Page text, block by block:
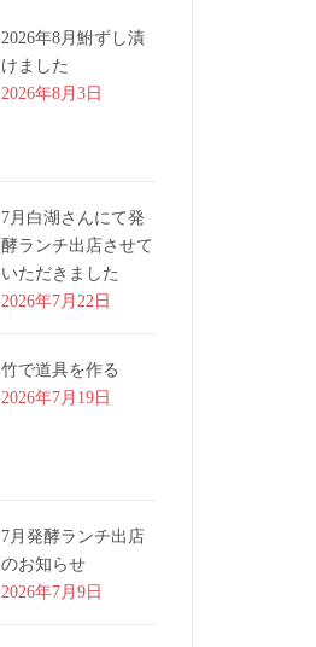
2026年8月鮒ずし漬
けました
2026年8月3日
7月白湖さんにて発
酵ランチ出店させて
いただきました
2026年7月22日
竹で道具を作る
2026年7月19日
7月発酵ランチ出店
のお知らせ
2026年7月9日